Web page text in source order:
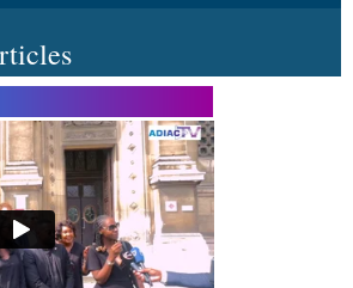
les épidémies : les employés
retraite Kambissi en formation
: Darrel Ornelle Elion Assiana
assistant Cames